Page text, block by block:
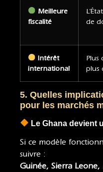
Meilleure
fiscalité
de
Intérêt
international
Plus
plus
5. Quelles
pour les marchés
Le Ghana devient
Si ce modèle
suivre :
Guinée, Sierra Leone,